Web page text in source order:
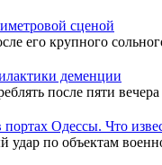
сценой
его крупного
деменции
после пяти
Одессы. Что
по объектам